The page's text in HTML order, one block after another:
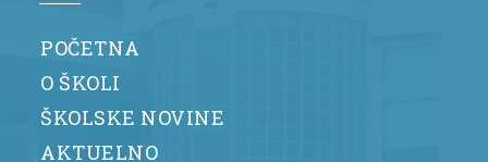
POČETNA
O ŠKOLI
ŠKOLSKE NOVINE
AKTUELNO